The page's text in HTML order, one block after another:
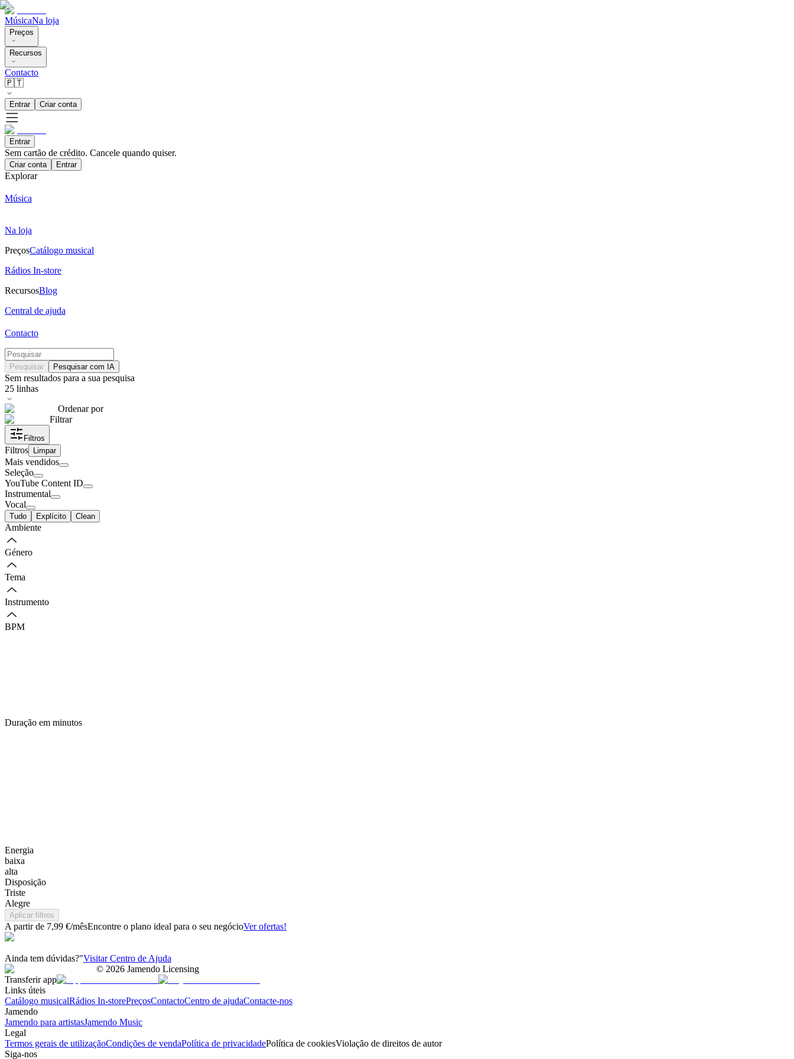
MúsicaNa loja
Preços
Recursos
Contacto
🇵🇹
Entrar Criar conta
Entrar
Sem cartão de crédito. Cancele quando quiser.
Criar conta Entrar
Explorar
Música
Na loja
PreçosCatálogo musical
Rádios In-store
RecursosBlog
Central de ajuda
Contacto
Pesquisar Pesquisar com IA
Sem resultados para a sua pesquisa
25 linhas
Ordenar por
Filtrar
Filtros
Filtros Limpar
Mais vendidos
Seleção
YouTube Content ID
Instrumental
Vocal
Tudo Explícito Clean
Ambiente
Género
Tema
Instrumento
BPM
Duração em minutos
Energia
baixa
alta
Disposição
Triste
Alegre
Aplicar filtros
A partir de 7,99 €/mêsEncontre o plano ideal para o seu negócioVer ofertas!
Ainda tem dúvidas?"Visitar Centro de Ajuda
© 2026 Jamendo Licensing
Transferir app
Links úteis
Catálogo musicalRádios In-storePreçosContactoCentro de ajudaContacte-nos
Jamendo
Jamendo para artistasJamendo Music
Legal
Termos gerais de utilizaçãoCondições de vendaPolítica de privacidadePolítica de cookiesViolação de direitos de autor
Siga-nos